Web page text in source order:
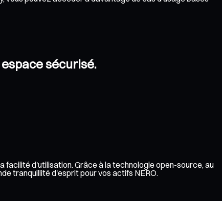
sécurisé.
d'utilisation. Grâce à la technologie open-source, au
tranquillité d'esprit pour vos actifs NERO.